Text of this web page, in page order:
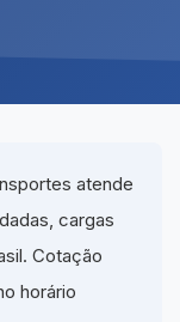
atende
cargas
Cotação
horário